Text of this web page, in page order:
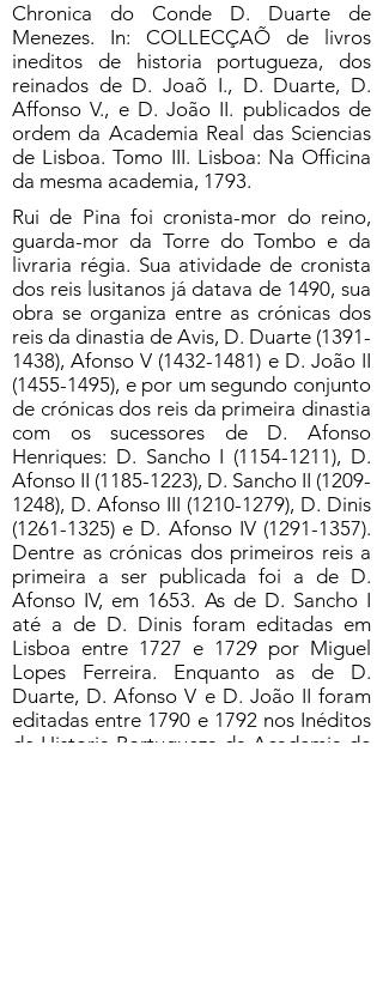
Chronica do Conde D. Duarte de
Menezes. In: COLLECÇAÕ de livros
ineditos de historia portugueza, dos
reinados de D. Joaõ I., D. Duarte, D.
Affonso V., e D. João II. publicados de
ordem da Academia Real das Sciencias
de Lisboa. Tomo III. Lisboa: Na Officina
da mesma academia, 1793.
Rui de Pina foi cronista-mor do reino,
guarda-mor da Torre do Tombo e da
livraria régia. Sua atividade de cronista
dos reis lusitanos já datava de 1490, sua
obra se organiza entre as crónicas dos
reis da dinastia de Avis, D. Duarte (1391-
1438), Afonso V (1432-1481) e D. João II
(1455-1495), e por um segundo conjunto
de crónicas dos reis da primeira dinastia
com os sucessores de D. Afonso
Henriques: D. Sancho I (1154-1211), D.
Afonso II (1185-1223), D. Sancho II (1209-
1248), D. Afonso III (1210-1279), D. Dinis
(1261-1325) e D. Afonso IV (1291-1357).
Dentre as crónicas dos primeiros reis a
primeira a ser publicada foi a de D.
Afonso IV, em 1653. As de D. Sancho I
até a de D. Dinis foram editadas em
Lisboa entre 1727 e 1729 por Miguel
Lopes Ferreira. Enquanto as de D.
Duarte, D. Afonso V e D. João II foram
editadas entre 1790 e 1792 nos Inéditos
de Historia Portugueza da Academia de